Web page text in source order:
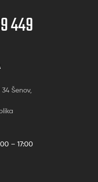
449
Šenov,
– 17:00